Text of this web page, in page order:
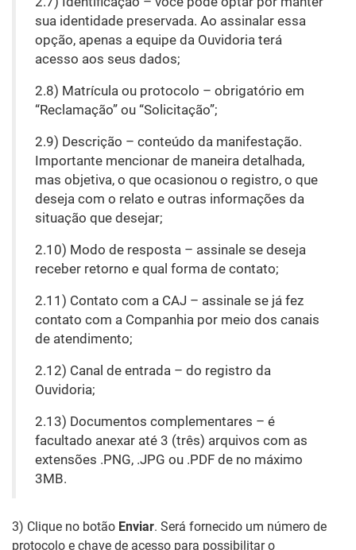
sua identidade preservada. Ao assinalar essa
opção, apenas a equipe da Ouvidoria terá
acesso aos seus dados;
2.8) Matrícula ou protocolo – obrigatório em
“Reclamação” ou “Solicitação”;
2.9) Descrição – conteúdo da manifestação.
Importante mencionar de maneira detalhada,
mas objetiva, o que ocasionou o registro, o que
deseja com o relato e outras informações da
situação que desejar;
2.10) Modo de resposta – assinale se deseja
receber retorno e qual forma de contato;
2.11) Contato com a CAJ – assinale se já fez
contato com a Companhia por meio dos canais
de atendimento;
2.12) Canal de entrada – do registro da
Ouvidoria;
2.13) Documentos complementares – é
facultado anexar até 3 (três) arquivos com as
extensões .PNG, .JPG ou .PDF de no máximo
3MB.
3) Clique no botão Enviar. Será fornecido um número de
protocolo e chave de acesso para possibilitar o